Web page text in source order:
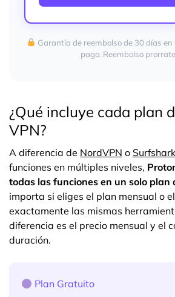
Garantía de reembolso de 30 días
pago. Reembolso
¿Qué incluye cada plan
VPN?
A diferencia de NordVPN o Surfshark
funciones en múltiples niveles,
todas las funciones en un solo plan
importa si eliges el plan mensual o
exactamente las mismas
diferencia es el precio mensual y el
duración.
Plan Gratuito